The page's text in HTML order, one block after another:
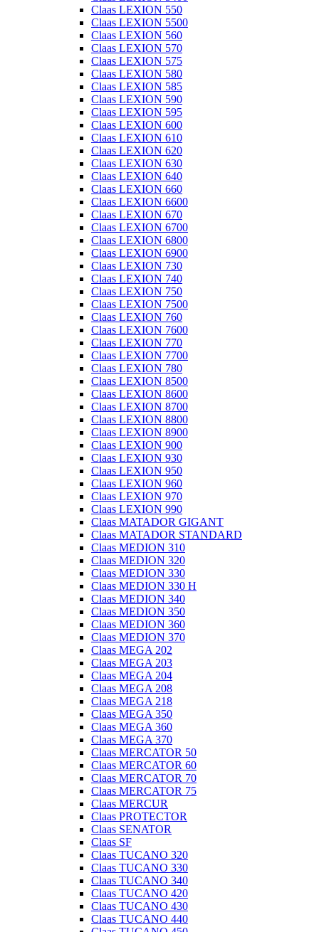
Claas LEXION 550
Claas LEXION 5500
Claas LEXION 560
Claas LEXION 570
Claas LEXION 575
Claas LEXION 580
Claas LEXION 585
Claas LEXION 590
Claas LEXION 595
Claas LEXION 600
Claas LEXION 610
Claas LEXION 620
Claas LEXION 630
Claas LEXION 640
Claas LEXION 660
Claas LEXION 6600
Claas LEXION 670
Claas LEXION 6700
Claas LEXION 6800
Claas LEXION 6900
Claas LEXION 730
Claas LEXION 740
Claas LEXION 750
Claas LEXION 7500
Claas LEXION 760
Claas LEXION 7600
Claas LEXION 770
Claas LEXION 7700
Claas LEXION 780
Claas LEXION 8500
Claas LEXION 8600
Claas LEXION 8700
Claas LEXION 8800
Claas LEXION 8900
Claas LEXION 900
Claas LEXION 930
Claas LEXION 950
Claas LEXION 960
Claas LEXION 970
Claas LEXION 990
Claas MATADOR GIGANT
Claas MATADOR STANDARD
Claas MEDION 310
Claas MEDION 320
Claas MEDION 330
Claas MEDION 330 H
Claas MEDION 340
Claas MEDION 350
Claas MEDION 360
Claas MEDION 370
Claas MEGA 202
Claas MEGA 203
Claas MEGA 204
Claas MEGA 208
Claas MEGA 218
Claas MEGA 350
Claas MEGA 360
Claas MEGA 370
Claas MERCATOR 50
Claas MERCATOR 60
Claas MERCATOR 70
Claas MERCATOR 75
Claas MERCUR
Claas PROTECTOR
Claas SENATOR
Claas SF
Claas TUCANO 320
Claas TUCANO 330
Claas TUCANO 340
Claas TUCANO 420
Claas TUCANO 430
Claas TUCANO 440